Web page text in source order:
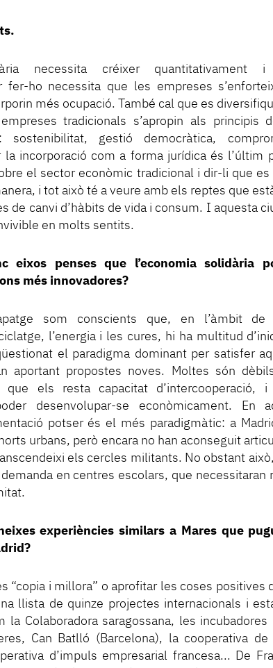
necessita créixer quantitativament i
fer-ho necessita que les empreses
més ocupació. També cal que es
tradicionals s’apropin als principis
sostenibilitat, gestió democràtica,
la incorporació com a forma jurídica és l’últim
el sector econòmic tradicional i dir-li que es
i tot això té a veure amb els reptes que
de canvi d’hàbits de vida i consum. I aquesta
en molts sentits.
eixos penses que l’economia solidària
més innovadores?
som conscients que, en l’àmbit de
l’energia i les cures, hi ha multitud
el paradigma dominant per satisfer
aportant propostes noves. Moltes són
que els resta capacitat d’intercooperació,
desenvolupar-se econòmicament. En
potser és el més paradigmàtic: a
urbans, però encara no han aconseguit
els cercles militants. No obstant
en centres escolars, que necessitaran
experiències similars a Mares que
“copia i millora” o aprofitar les coses positives
llista de quinze projectes internacionals i
la Colaboradora saragossana, les incubadores
Can Batlló (Barcelona), la cooperativa
d’impuls empresarial francesa... De